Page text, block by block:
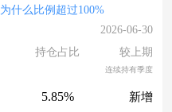
为什么比例超过100%
2026-06-30
持仓占比 较上期
连续持有季度
5.85% 新增